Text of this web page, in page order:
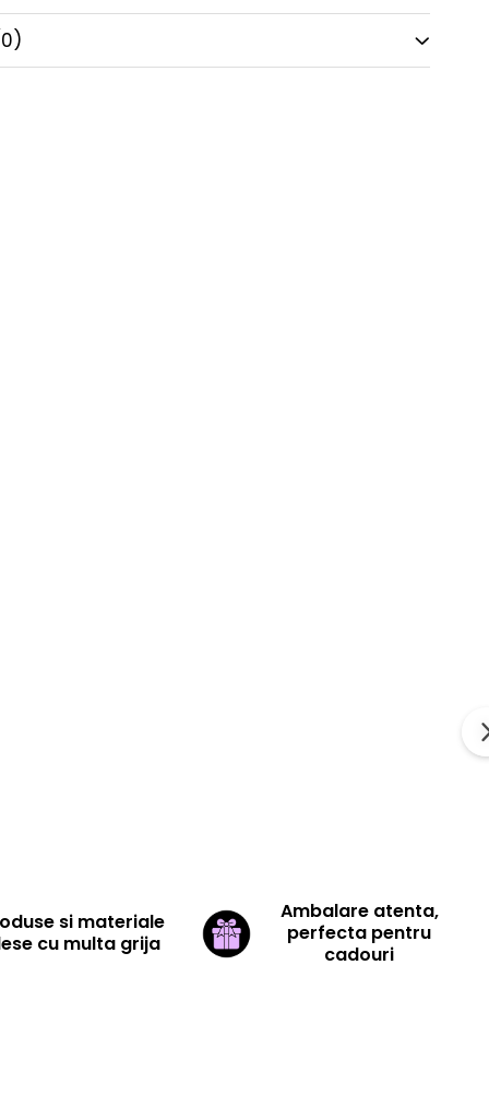
si materiale
cu multa grija
Ambalare atenta,
perfecta pentru
cadouri